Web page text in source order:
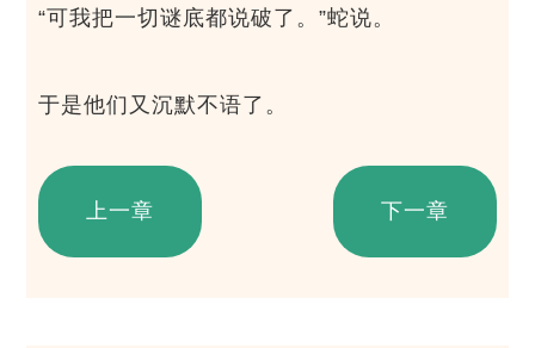
“可我把一切谜底都说破了。”蛇说。
于是他们又沉默不语了。
上一章 下一章